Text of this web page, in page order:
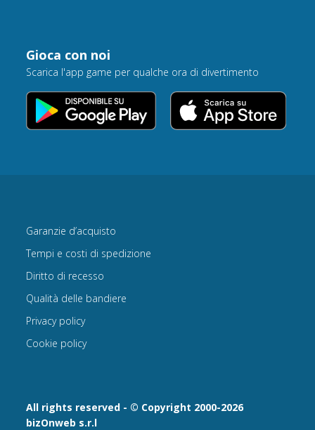
Gioca con noi
Scarica l'app game per qualche ora di divertimento
All rights reserved - © Copyright 2000-2026
bizOnweb s.r.l
Garanzie d’acquisto
Tempi e costi di spedizione
Diritto di recesso
Qualità delle bandiere
Privacy policy
Cookie policy